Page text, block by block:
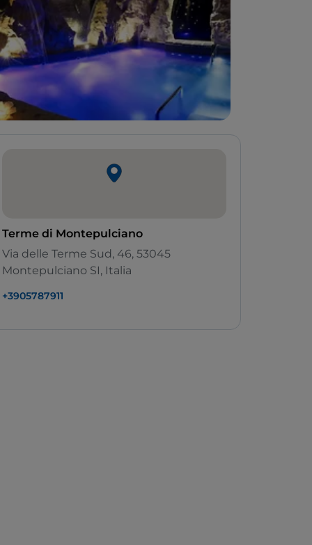
Terme di Montepulciano
Via delle Terme Sud, 46, 53045
Montepulciano SI, Italia
+3905787911